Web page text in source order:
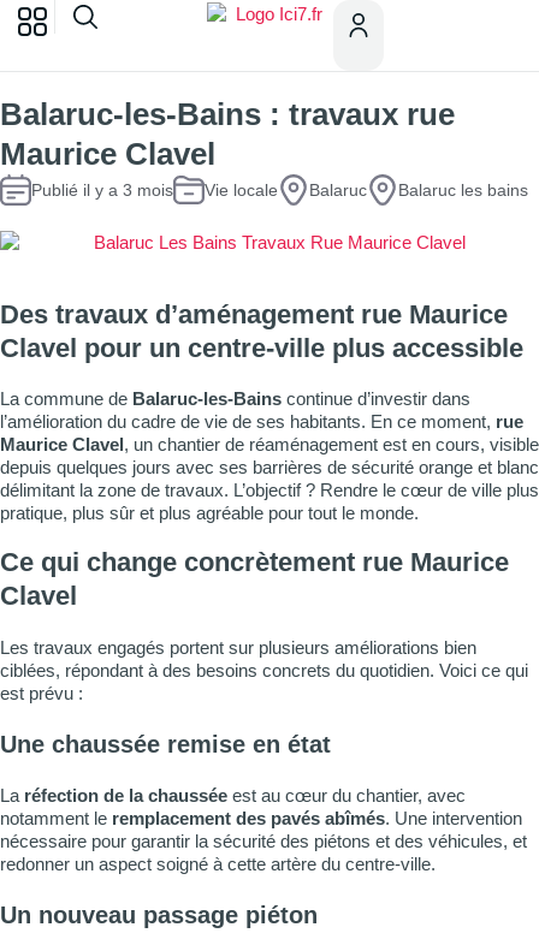
Balaruc-les-Bains : travaux rue
Maurice Clavel
Publié il y a 3 mois Vie locale Balaruc Balaruc les bains
Des travaux d’aménagement rue Maurice
Clavel pour un centre-ville plus accessible
La commune de Balaruc-les-Bains continue d’investir dans
l’amélioration du cadre de vie de ses habitants. En ce moment, rue
Maurice Clavel, un chantier de réaménagement est en cours, visible
depuis quelques jours avec ses barrières de sécurité orange et blanc
délimitant la zone de travaux. L’objectif ? Rendre le cœur de ville plus
pratique, plus sûr et plus agréable pour tout le monde.
Ce qui change concrètement rue Maurice
Clavel
Les travaux engagés portent sur plusieurs améliorations bien
ciblées, répondant à des besoins concrets du quotidien. Voici ce qui
est prévu :
Une chaussée remise en état
La réfection de la chaussée est au cœur du chantier, avec
notamment le remplacement des pavés abîmés. Une intervention
nécessaire pour garantir la sécurité des piétons et des véhicules, et
redonner un aspect soigné à cette artère du centre-ville.
Un nouveau passage piéton